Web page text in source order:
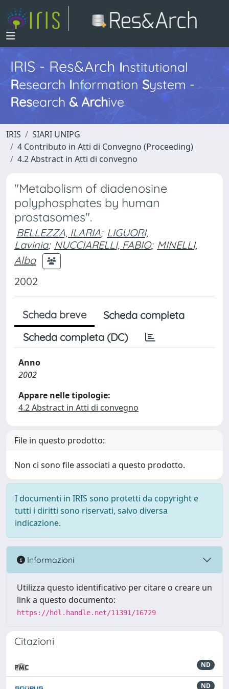
IRIS - Res&ArchInstitutional
Research InformationSystem -
Research & Archive
IRIS
SIARI UNIPG
4 Contributo in Atti di Convegno (Proceeding)
4.2 Abstract in Atti di convegno
"Metabolism of diadenosine
polyphosphates by human
prostasomes".
BELLEZZA, ILARIA; LIGUORI,
Lavinia; NUCCIARELLI, FABIO; MINELLI,
Alba
2002
Scheda breve
Scheda completa
Scheda completa (DC)
Anno
2002
Appare nelle tipologie:
4.2 Abstract in Atti di convegno
File in questo prodotto:
Non ci sono file associati a questo prodotto.
I documenti in IRIS sono protetti da copyright e
tutti i diritti sono riservati, salvo diversa
indicazione.
Informazioni
Utilizza questo identificativo per citare o creare un
link a questo documento:
https://hdl.handle.net/11391/16729
Citazioni
ND
ND